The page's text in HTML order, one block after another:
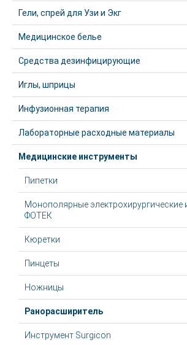
Гели, спрей для Узи и Экг
Медицинское белье
Средства дезинфицирующие
Иглы, шприцы
Инфузионная терапия
Лабораторные расходные материалы
Медицинские инструменты
Пипетки
Монополярные электрохирургические
ФОТЕК
Кюретки
Пинцеты
Ножницы
Ранорасширитель
Инструмент Surgicon